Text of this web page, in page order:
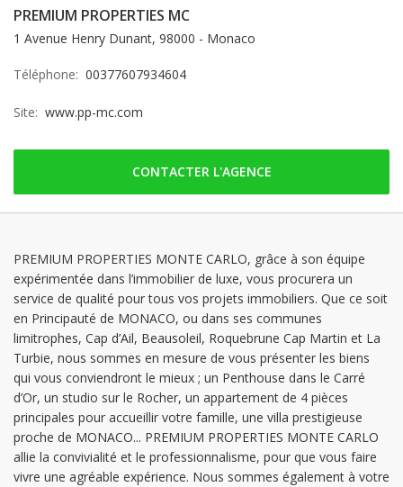
PREMIUM PROPERTIES MC
1 Avenue Henry Dunant, 98000 - Monaco
Téléphone: 00377607934604
Site: www.pp-mc.com
CONTACTER L'AGENCE
PREMIUM PROPERTIES MONTE CARLO, grâce à son équipe
expérimentée dans l’immobilier de luxe, vous procurera un
service de qualité pour tous vos projets immobiliers. Que ce soit
en Principauté de MONACO, ou dans ses communes
limitrophes, Cap d’Ail, Beausoleil, Roquebrune Cap Martin et La
Turbie, nous sommes en mesure de vous présenter les biens
qui vous conviendront le mieux ; un Penthouse dans le Carré
d’Or, un studio sur le Rocher, un appartement de 4 pièces
principales pour accueillir votre famille, une villa prestigieuse
proche de MONACO... PREMIUM PROPERTIES MONTE CARLO
allie la convivialité et le professionnalisme, pour que vous faire
vivre une agréable expérience. Nous sommes également à votre